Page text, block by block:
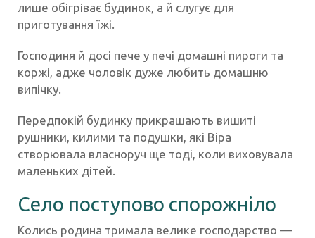
лише обігріває будинок, а й слугує для
приготування їжі.
Господиня й досі пече у печі домашні пироги та
коржі, адже чоловік дуже любить домашню
випічку.
Передпокій будинку прикрашають вишиті
рушники, килими та подушки, які Віра
створювала власноруч ще тоді, коли виховувала
маленьких дітей.
Село поступово спорожніло
Колись родина тримала велике господарство —